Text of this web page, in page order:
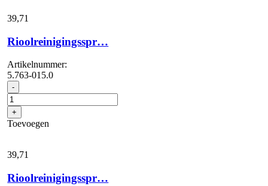
1100
l/u
39,71
Rioolreinigingsspr…
Artikelnummer:
5.763-015.0
- Rioolreinigingsspr...
aantal
+
Toevoegen
39,71
Rioolreinigingsspr…